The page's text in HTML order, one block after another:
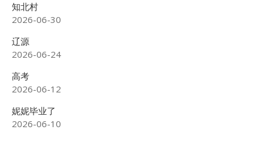
知北村
2026-06-30
辽源
2026-06-24
高考
2026-06-12
妮妮毕业了
2026-06-10